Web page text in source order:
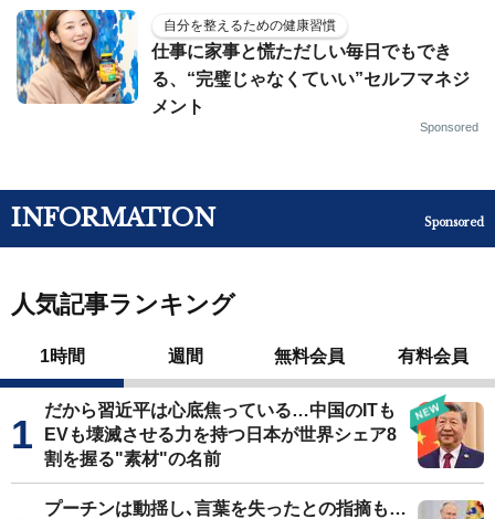
自分を整えるための健康習慣
仕事に家事と慌ただしい毎日でもでき
る、“完璧じゃなくていい”セルフマネジ
メント
Sponsored
INFORMATION Sponsored
人気記事ランキング
1時間 週間 無料会員 有料会員
だから習近平は心底焦っている…中国のITも
EVも壊滅させる力を持つ日本が世界シェア8
割を握る"素材"の名前
プーチンは動揺し､言葉を失ったとの指摘も…